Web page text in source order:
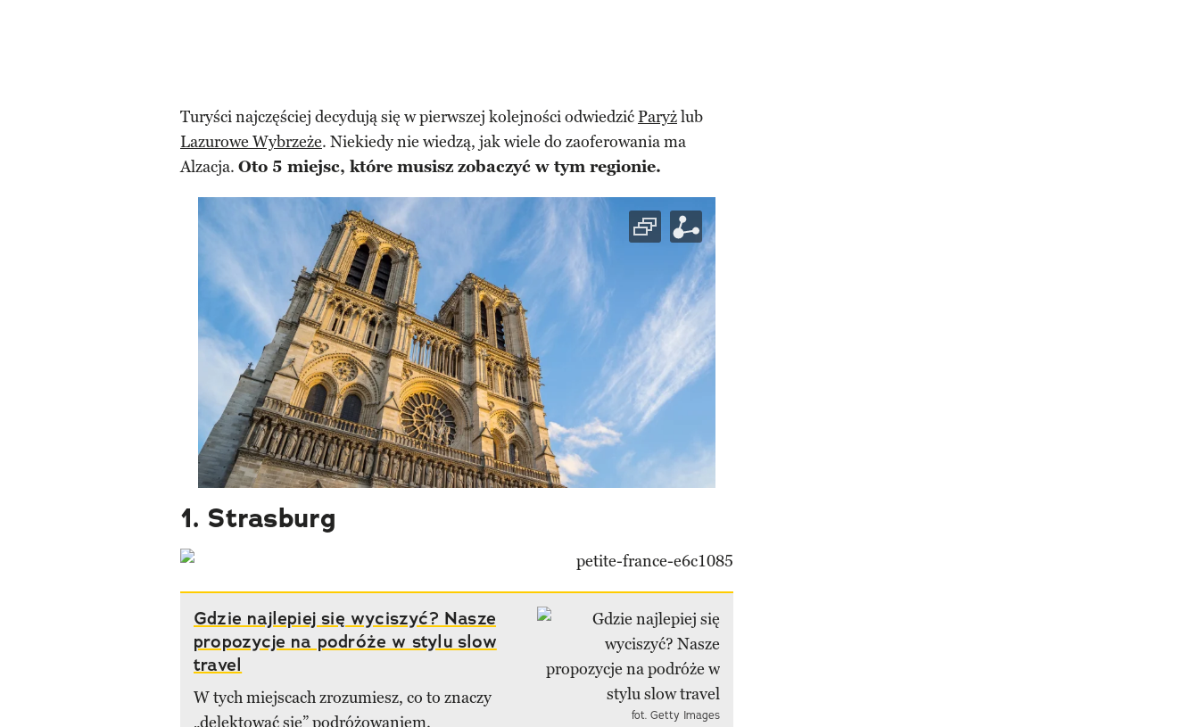
Turyści najczęściej decydują się w pierwszej kolejności odwiedzićParyżlub
Lazurowe Wybrzeże. Niekiedy nie wiedzą, jak wiele do zaoferowania ma
Alzacja. Oto 5 miejsc, które musisz zobaczyć w tym regionie.
1. Strasburg
Gdzie najlepiej się wyciszyć? Nasze
propozycje na podróże w stylu slow
travel
W tych miejscach zrozumiesz, co to znaczy
„delektować się” podróżowaniem.
fot. Getty Images